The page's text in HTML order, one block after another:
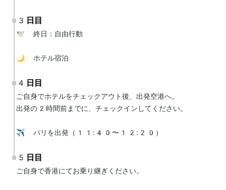
3日目
🕊 終日：自由行動
🌙 ホテル宿泊
4日目
ご自身でホテルをチェックアウト後、出発空港へ。
出発の2時間前までに、チェックインしてください。
✈️ パリを出発（11:40〜12:20）
5日目
ご自身で香港にてお乗り継ぎください。